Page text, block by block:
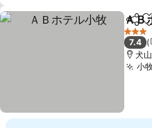
シェ
ＡＢ
3 ホテ
7.4
犬
小